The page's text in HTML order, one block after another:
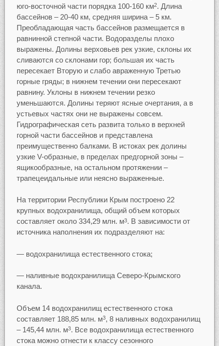
юго-восточной части порядка 100-160 км2. Длина
бассейнов – 20-40 км, средняя ширина – 5 км.
Преобладающая часть бассейнов размещается в
равнинной степной части. Водоразделы плохо
выражены. Долины верховьев рек узкие, склоны их
сливаются со склонами гор; большая их часть
пересекает Вторую и слабо авраженную Третью
горные гряды; в нижнем течении они пересекают
равнину. Уклоны в нижнем течении резко
уменьшаются. Долины теряют ясные очертания, а в
устьевых частях они не выражены совсем.
Гидрографическая сеть развита только в верхней
горной части бассейнов и представлена
преимущественно балками. В истоках рек долины
узкие V-образные, в пределах предгорной зоны –
ящикообразные, на остальном протяжении –
трапецеидальные или неясно выраженные.
На территории Республики Крым построено 22
крупных водохранилища, общий объем которых
составляет около 334,29 млн. м3. В зависимости от
источника наполнения их подразделяют на:
— водохранилища естественного стока;
— наливные водохранилища Северо-Крымского
канала.
Объем 14 водохранилищ естественного стока
составляет 188,85 млн. м3, 8 наливных водохранилищ
– 145,44 млн. м3. Все водохранилища естественного
стока можно отнести к классу сезонного